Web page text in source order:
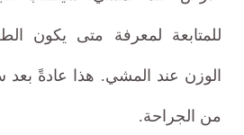
للمتابعة لمعرفة متى يكون
الوزن عند المشي. هذا عادةً بعد
من الجراحة.